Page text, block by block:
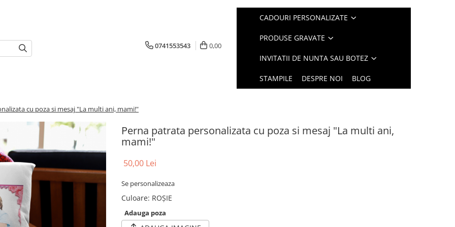
0741553543 0,00
CADOURI PERSONALIZATE
PRODUSE GRAVATE
INVITATII DE NUNTA SAU BOTEZ
STAMPILE DESPRE NOI BLOG
cu poza si mesaj "La multi ani, mami!"
Perna patrata personalizata cu poza si mesaj "La multi ani,
mami!"
50,00 Lei
Se personalizeaza
Culoare: ROȘIE
Adauga poza